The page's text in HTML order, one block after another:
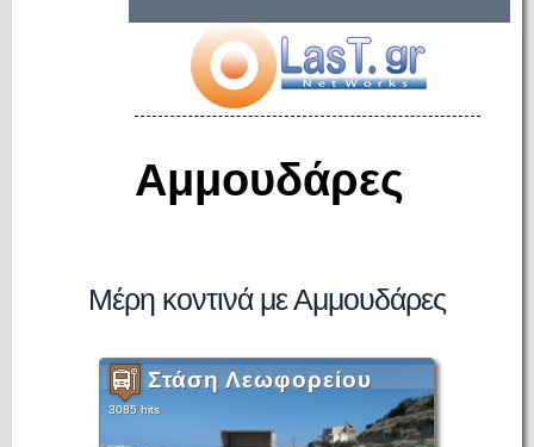
Αμμουδάρες
Μέρη κοντινά με Αμμουδάρες
Στάση Λεωφορείου
3085 hits